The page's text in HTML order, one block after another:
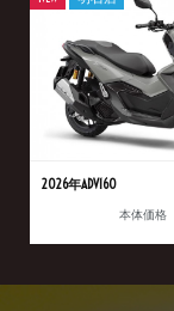
2026年ADV160
本体価格